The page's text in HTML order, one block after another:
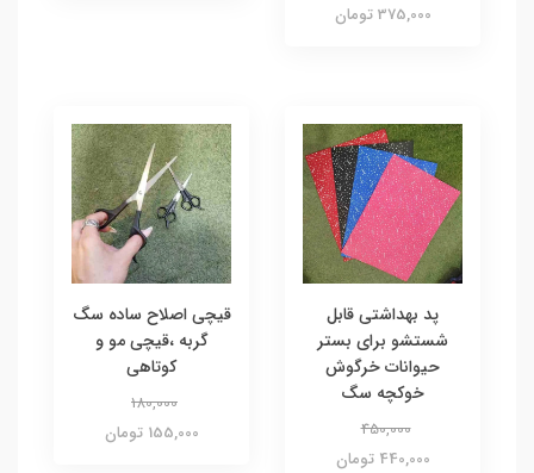
375,000 تومان
پد بهداشتی قابل
شستشو برای بستر
حیوانات خرگوش
خوکچه سگ
450,000
440,000 تومان
قیچی اصلاح ساده سگ
گربه ،قیچی مو و
کوتاهی
180,000
155,000 تومان